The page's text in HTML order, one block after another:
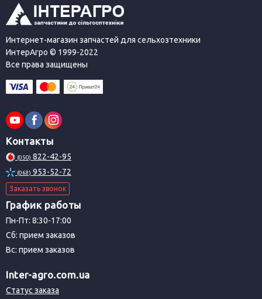
Интернет-магазин запчастей для сельхозтехники
ИнтерАгро © 1999-2022
Все права защищены
Контакты
(050) 822-42-95
(068) 953-52-72
Заказать звонок
График работы
Пн-Пт: 8:30-17:00
Сб: прием заказов
Вс: прием заказов
Inter-agro.com.ua
Статус заказа